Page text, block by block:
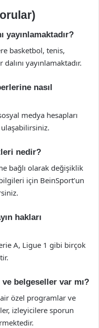
yayınlamaktadır?
basketbol, tenis,
yayınlamaktadır.
nasıl
medya hesapları
nedir?
bağlı olarak değişiklik
için BeinSport’un
hakları
A, Ligue 1 gibi birçok
belgeseller var mı?
özel programlar ve
izleyicilere sporun